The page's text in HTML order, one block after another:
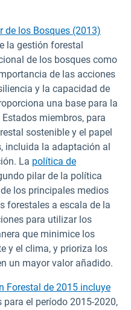
de los Bosques (2013)
la gestión forestal
de los bosques como
de las acciones
y la capacidad de
una base para la
miembros, para
sostenible y el papel
incluida la adaptación al
La política de
pilar de la política
los principales medios
forestales a escala de la
para utilizar los
que minimice los
y el clima, y prioriza los
un mayor valor añadido.
Forestal de 2015 incluye
el período 2015-2020,